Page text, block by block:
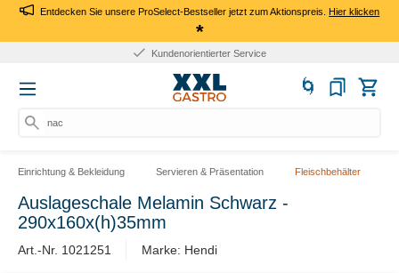
Entdecken Sie unsere ProSelect-Bestseller jetzt zum Aktionspreis.Hier klicken
*
Kundenorientierter Service
nach
Einrichtung & Bekleidung Servieren & Präsentation Fleischbehälter
Auslageschale Melamin Schwarz -
290x160x(h)35mm
Art.-Nr. 1021251 Marke: Hendi